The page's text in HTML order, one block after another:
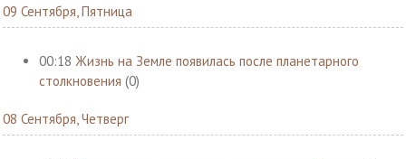
09 Сентября, Пятница
00:18 Жизнь на Земле появилась после планетарного
столкновения (0)
08 Сентября, Четверг